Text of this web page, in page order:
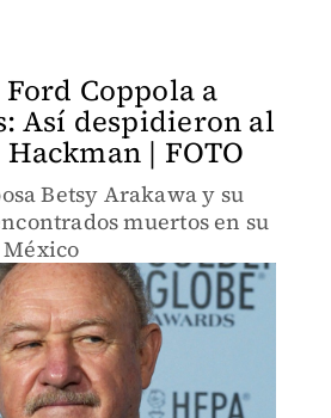
Coppola a
Así despidieron al
| FOTO
Betsy Arakawa y su
muertos en su
México